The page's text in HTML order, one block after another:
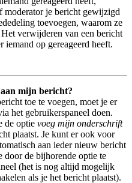
moderator je bericht gewijzigd
toevoegen, waarom ze
verwijderen van een bericht
iemand op gereageerd heeft.
mijn bericht?
toe te voegen, moet je er
het gebruikerspaneel doen.
de optie voeg mijn onderschrift
plaatst. Je kunt er ook voor
aan ieder nieuw bericht
de bijhorende optie te
(het is nog altijd mogelijk
als je het bericht plaatst).